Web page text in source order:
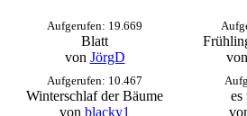
Aufgerufen: 19.669
Blatt
von JörgD
von
Aufgerufen: 10.467
Winterschlaf der Bäume
von blacky1
es